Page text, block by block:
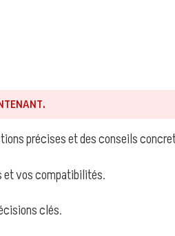
précises et des conseils
vos compatibilités.
clés.